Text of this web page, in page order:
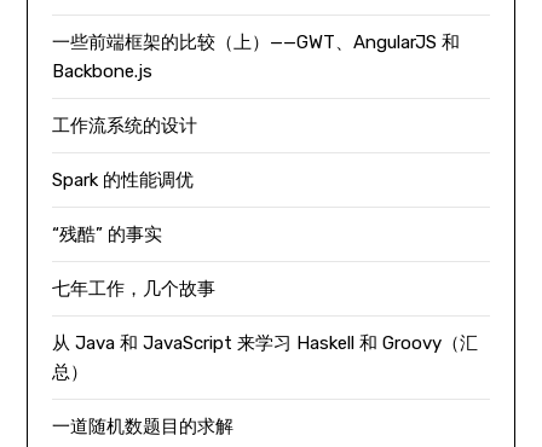
一些前端框架的比较（上）——GWT、AngularJS 和
Backbone.js
工作流系统的设计
Spark 的性能调优
“残酷” 的事实
七年工作，几个故事
从 Java 和 JavaScript 来学习 Haskell 和 Groovy（汇
总）
一道随机数题目的求解